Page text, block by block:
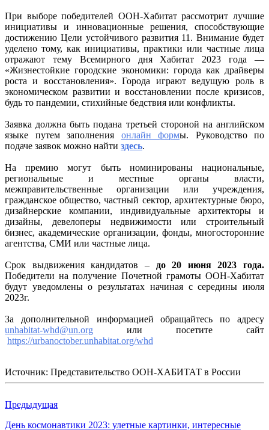
При выборе победителей ООН-Хабитат рассмотрит лучшие
инициативы и инновационные решения, способствующие
достижению Цели устойчивого развития 11. Внимание будет
уделено тому, как инициативы, практики или частные лица
отражают тему Всемирного дня Хабитат 2023 года —
«Жизнестойкие городские экономики: города как драйверы
роста и восстановления». Города играют ведущую роль в
экономическом развитии и восстановлении после кризисов,
будь то пандемии, стихийные бедствия или конфликты.
Заявка должна быть подана третьей стороной на английском
языке путем заполнения онлайн формы. Руководство по
подаче заявок можно найти здесь.
На премию могут быть номинированы национальные,
региональные и местные органы власти,
межправительственные организации или учреждения,
гражданское общество, частный сектор, архитектурные бюро,
дизайнерские компании, индивидуальные архитекторы и
дизайны, девелоперы недвижимости или строительный
бизнес, академические организации, фонды, многосторонние
агентства, СМИ или частные лица.
Срок выдвижения кандидатов – до 20 июня 2023 года.
Победители на получение Почетной грамоты ООН-Хабитат
будут уведомлены о результатах начиная с середины июля
2023г.
За дополнительной информацией обращайтесь по адресу
unhabitat-whd@un.org или посетите сайт
https://urbanoctober.unhabitat.org/whd
Источник: Представительство ООН-ХАБИТАТ в России
Предыдущая
День космонавтики 2023: улетные картинки, интересные